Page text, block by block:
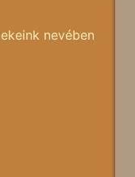
nevében